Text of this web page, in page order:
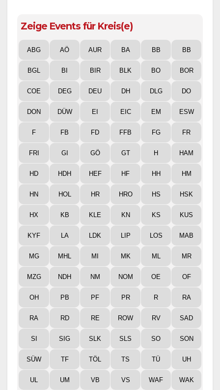
Zeige Events für Kreis(e)
ABG AÖ AUR BA BB BB
BGL BI BIR BLK BO BOR
COE DEG DEU DH DLG DO
DON DÜW EI EIC EM ESW
F FB FD FFB FG FR
FRI GI GÖ GT H HAM
HD HDH HEF HF HH HM
HN HOL HR HRO HS HSK
HX KB KLE KN KS KUS
KYF LA LDK LIP LOS MAB
MG MHL MI MK ML MR
MZG NDH NM NOM OE OF
OH PB PF PR R RA
RA RD RE ROW RV SAD
SI SIG SLK SLS SO SON
SÜW TF TÖL TS TÜ UH
UL UM VB VS WAF WAK